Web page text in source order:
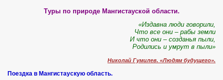
Туры по природе Мангистауской области.
«Издавна люди говорили,
Что все они – рабы земли
И что они – созданья пыли,
Родились и умрут в пыли»
Николай Гумилев. «Людям будущего».
Поездка в Мангистаускую область.